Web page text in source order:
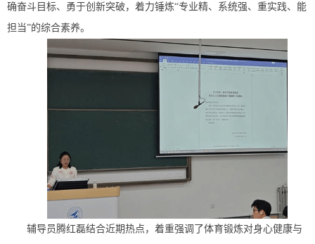
确奋斗目标、勇于创新突破，着力锤炼“专业精、系统强、重实践、能
担当”的综合素养。
辅导员腾红磊结合近期热点，着重强调了体育锻炼对身心健康与